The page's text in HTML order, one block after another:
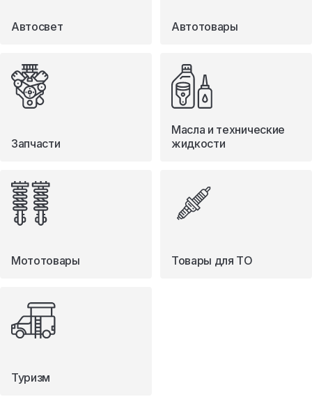
Автосвет Автотовары
Запчасти
Масла и технические
жидкости
Мототовары Товары для ТО
Туризм